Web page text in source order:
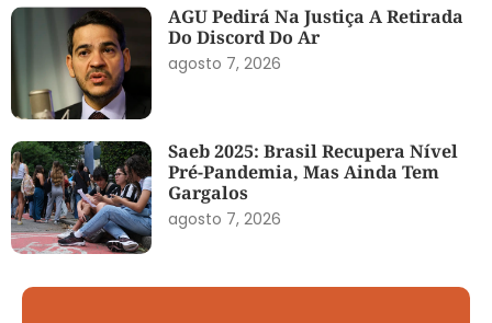
AGU Pedirá Na Justiça A Retirada
Do Discord Do Ar
agosto 7, 2026
Saeb 2025: Brasil Recupera Nível
Pré-Pandemia, Mas Ainda Tem
Gargalos
agosto 7, 2026